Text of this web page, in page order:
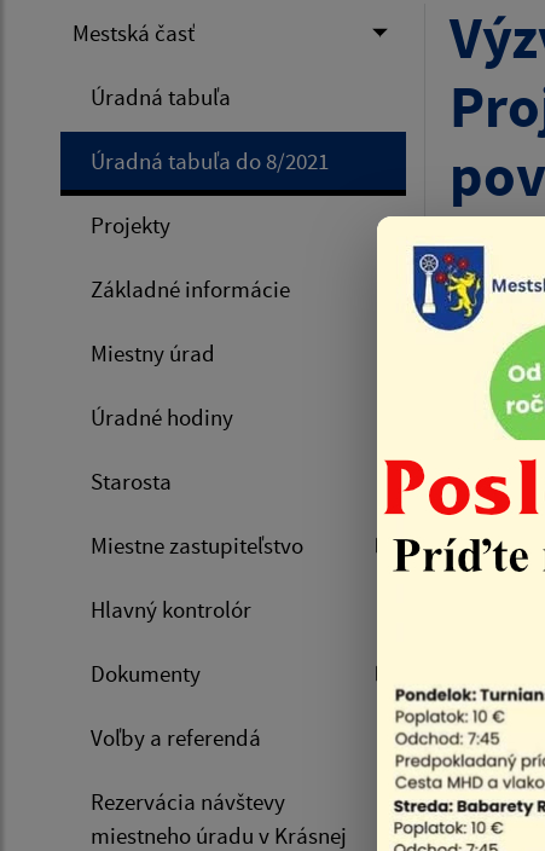
Mestská časť
Úradná tabuľa
Úradná tabuľa do 8/2021
Projekty
Základné informácie
Miestny úrad
Úradné hodiny
Starosta
Miestne zastupiteľstvo
Hlavný kontrolór
Dokumenty
Voľby a referendá
Rezervácia návštevy
miestneho úradu v Krásnej
Úvod
Výzva
opravu
pre